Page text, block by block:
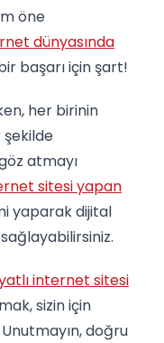
öne
dünyasında
başarı için şart!
her birinin
şekilde
atmayı
sitesi yapan
yaparak dijital
sağlayabilirsiniz.
internet sitesi
sizin için
doğru